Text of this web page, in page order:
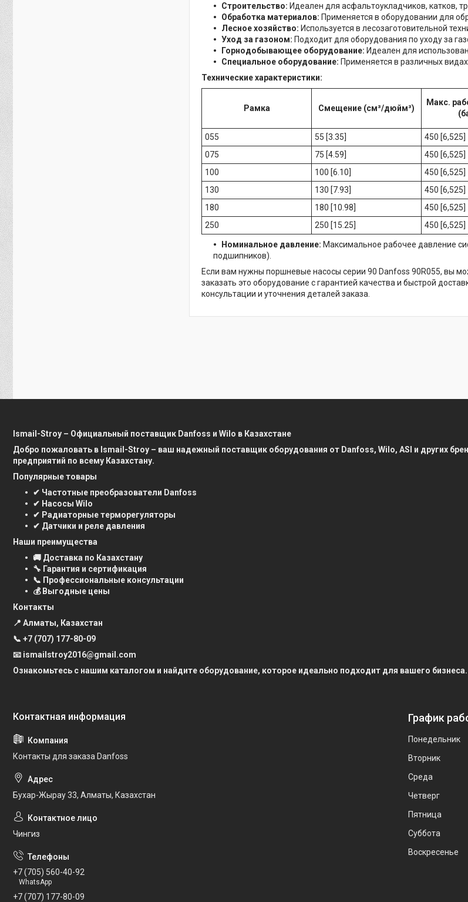
Строительство: Идеален для асфальтоукладчиков, катков,
Обработка материалов: Применяется в оборудовании для
Лесное хозяйство: Используется в лесозаготовительной
Уход за газоном: Подходит для оборудования по уходу за
Горнодобывающее оборудование: Идеален для
Специальное оборудование: Применяется в различных
Технические характеристики:
Рамка Смещение (см³/дюйм³)
Макс.
055
55 [3.35] 450 [6,525]
075
75 [4.59] 450 [6,525]
100
100 [6.10] 450 [6,525]
130
130 [7.93] 450 [6,525]
180
180 [10.98] 450 [6,525]
250
250 [15.25] 450 [6,525]
Номинальное давление: Максимальное рабочее давление
подшипников).
Если вам нужны поршневые насосы серии 90 Danfoss 90R055, вы
заказать это оборудование с гарантией качества и быстрой
консультации и уточнения деталей заказа.
Ismail-Stroy – Официальный поставщик Danfoss и Wilo в Казахстане
Добро пожаловать в Ismail-Stroy – ваш надежный поставщик оборудования от Danfoss, Wilo, ASI и других
предприятий по всему Казахстану.
Популярные товары
✔ Частотные преобразователи Danfoss
✔ Насосы Wilo
✔ Радиаторные терморегуляторы
✔ Датчики и реле давления
Наши преимущества
🚚 Доставка по Казахстану
🔧 Гарантия и сертификация
📞 Профессиональные консультации
💰 Выгодные цены
Контакты
📍 Алматы, Казахстан
📞 +7 (707) 177-80-09
📧 ismailstroy2016@gmail.com
Ознакомьтесь с нашим каталогом и найдите оборудование, которое идеально подходит для вашего бизнеса.
Контакты для заказа Danfoss
Бухар-Жырау 33, Алматы, Казахстан
Чингиз
+7 (705) 560-40-92
WhatsApp
+7 (707) 177-80-09
График
Понедельник
Вторник
Среда
Четверг
Пятница
Суббота
Воскресенье